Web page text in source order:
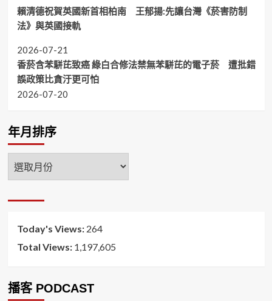
賴清德祝賀英國新首相柏南 王郁揚:先讓台灣《菸害防制
法》與英國接軌
2026-07-21
香菸含苯駢芘致癌 綠白合修法禁無苯駢芘的電子菸 遭批錯
誤政策比貪汙更可怕
2026-07-20
年月排序
年
月
序
Today's Views: 264
Total Views: 1,197,605
播客 PODCAST